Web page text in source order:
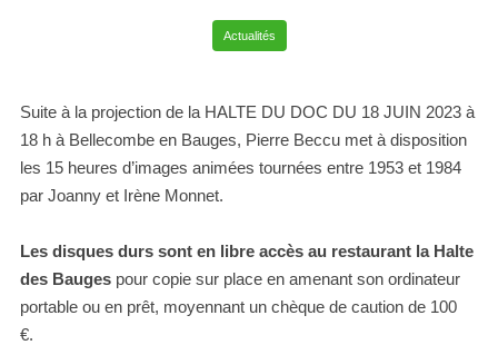
Actualités
Suite à la projection de la HALTE DU DOC DU 18 JUIN 2023 à
18 h à Bellecombe en Bauges, Pierre Beccu met à disposition
les 15 heures d’images animées tournées entre 1953 et 1984
par Joanny et Irène Monnet.
Les disques durs sont en libre accès au restaurant la Halte
des Bauges pour copie sur place en amenant son ordinateur
portable ou en prêt, moyennant un chèque de caution de 100
€.